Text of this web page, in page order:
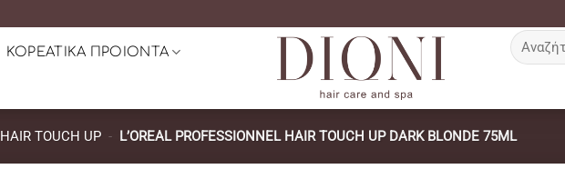
ΚΟΡΕΑΤΙΚΑ ΠΡΟΙΟΝΤΑ
Αναζήτηση
για:
HAIR TOUCH UP - L’OREAL PROFESSIONNEL HAIR TOUCH UP DARK BLONDE 75ML